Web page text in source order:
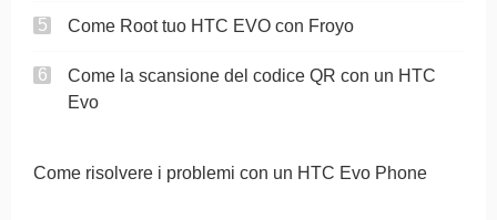
Come Root tuo HTC EVO con Froyo
Come la scansione del codice QR con un HTC
Evo
Come risolvere i problemi con un HTC Evo Phone